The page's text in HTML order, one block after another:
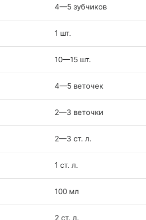
4—5 зубчиков
1 шт.
10—15 шт.
4—5 веточек
2—3 веточки
2—3 ст. л.
1 ст. л.
100 мл
2 ст. л.